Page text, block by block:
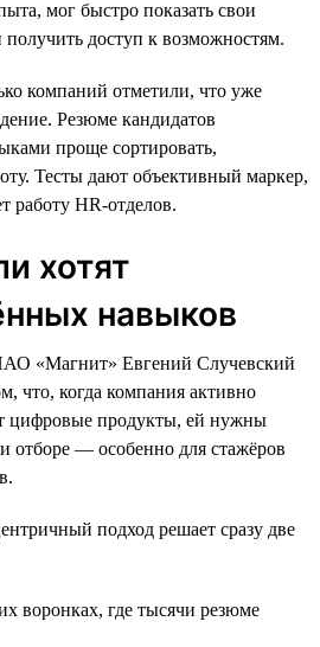
мог быстро показать свои
доступ к возможностям.
компаний отметили, что уже
Резюме кандидатов
проще сортировать,
Тесты дают объективный маркер,
работу HR-отделов.
хотят
навыков
«Магнит» Евгений Случевский
что, когда компания активно
цифровые продукты, ей нужны
отборе — особенно для стажёров
подход решает сразу две
воронках, где тысячи резюме